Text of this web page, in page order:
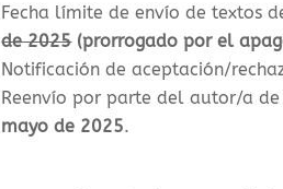
Fecha límite de envío de textos
de 2025(prorrogado por el
Notificación de aceptación/
Reenvío por parte del autor/a
mayo de 2025.